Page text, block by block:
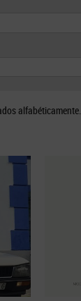
alfabéticamente.